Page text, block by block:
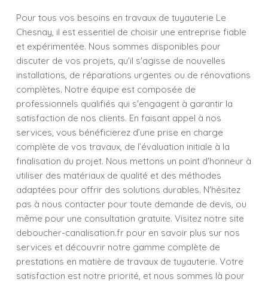
Pour tous vos besoins en travaux de tuyauterie Le
Chesnay, il est essentiel de choisir une entreprise fiable
et expérimentée. Nous sommes disponibles pour
discuter de vos projets, qu'il s'agisse de nouvelles
installations, de réparations urgentes ou de rénovations
complètes. Notre équipe est composée de
professionnels qualifiés qui s'engagent à garantir la
satisfaction de nos clients. En faisant appel à nos
services, vous bénéficierez d’une prise en charge
complète de vos travaux, de l’évaluation initiale à la
finalisation du projet. Nous mettons un point d'honneur à
utiliser des matériaux de qualité et des méthodes
adaptées pour offrir des solutions durables. N'hésitez
pas à nous contacter pour toute demande de devis, ou
même pour une consultation gratuite. Visitez notre site
deboucher-canalisation.fr pour en savoir plus sur nos
services et découvrir notre gamme complète de
prestations en matière de travaux de tuyauterie. Votre
satisfaction est notre priorité, et nous sommes là pour